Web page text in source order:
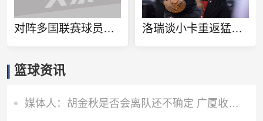
对阵多国联赛球员！徐杰和张博源相约美国高质量野球局 洛瑞谈小卡重返猛龙：球队想再夺一个冠军 这一切都将从小卡开始
篮球资讯
媒体人：胡金秋是否会离队还不确定 广厦收到一些报价 且金额不低